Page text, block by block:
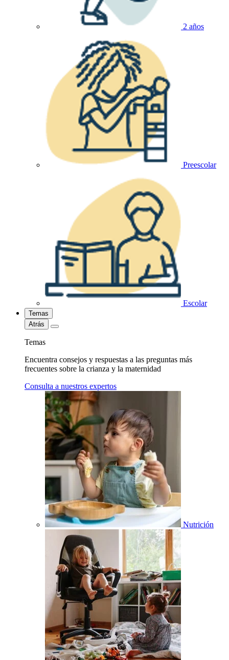
2 años
Preescolar
Escolar
Temas
Atrás
Temas
Encuentra consejos y respuestas a las preguntas más
frecuentes sobre la crianza y la maternidad
Consulta a nuestros expertos
Nutrición